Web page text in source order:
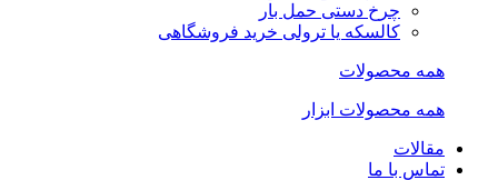
چرخ دستی حمل بار
کالسکه یا ترولی خرید فروشگاهی
همه محصولات
همه محصولات ابزار
مقالات
تماس با ما